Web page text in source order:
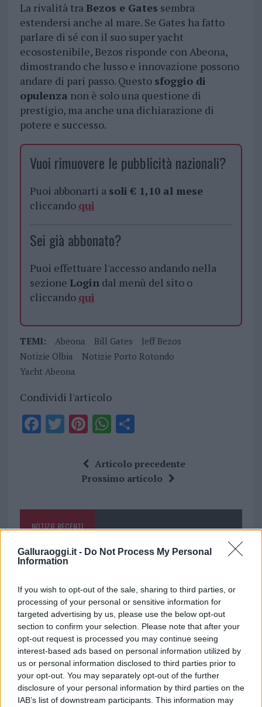
Galluraoggi.it - Do Not Process My Personal
Information
If you wish to opt-out of the sale, sharing to third parties, or
processing of your personal or sensitive information for
targeted advertising by us, please use the below opt-out
section to confirm your selection. Please note that after your
opt-out request is processed you may continue seeing
interest-based ads based on personal information utilized by
us or personal information disclosed to third parties prior to
your opt-out. You may separately opt-out of the further
disclosure of your personal information by third parties on the
IAB’s list of downstream participants. This information may
La rivalità traBezos e Gates sembra
estendersi anche al mare. Se Gates ha fatto
parlare di sé con il suo super yacht
ecosostenibile, Bezos risponde con Abeona,
dimostrando che lusso e innovazione possono
andare di pari passo. Questo sfoggio di
opulenza non è solo una questione di
prestigio, ma anche una dichiarazione di
potere e successo.
Vuoi rimuovere le pubblicità nazionali?
Puoi abbonarti a soli € 1,10 al mese
cliccando qui
Sei già abbonato?
Puoi effettuare l'accesso andando nella
sezione Logindal menù del sito o
cliccando qui
TEMI: Abeona Bill Gates
Jeff Bezos
Notizie Olbia
Notizie Porto Rotondo
Yacht Abeona
Condividi l'articolo
F
o
k
T Pi
te
re
W
at
s
p
p
S
a
re
Articolo precedente
Prossimo articolo
NOTIZIE RECENTI
Incendi, a San Pasquale arriva il Campo Base:
Andrea Mura conquista Palau: grande
partecipazione per il suo racconto
Calangianus, allarme sul centro accoglienza
minori, Albieri: “Episodi gravissimi”